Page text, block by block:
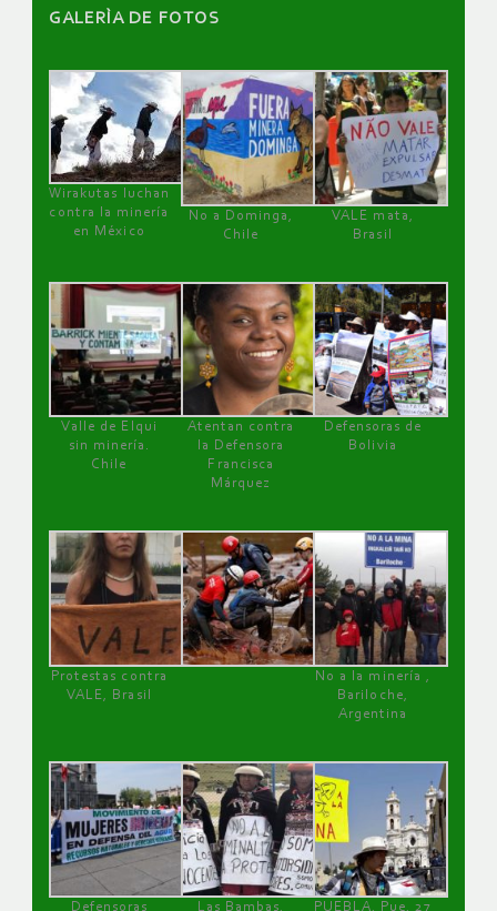
GALERÌA DE FOTOS
Wirakutas luchan
contra la minería
en México
No a Dominga,
Chile
VALE mata,
Brasil
Valle de Elqui
sin minería.
Chile
Atentan contra
la Defensora
Francisca
Márquez
Defensoras de
Bolivia
Protestas contra
VALE, Brasil
No a la minería ,
Bariloche,
Argentina
Defensoras
Las Bambas,
PUEBLA, Pue, 27